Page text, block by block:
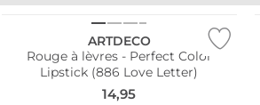
BRUNELLO CUCINELLI
ARTDECO
Rouge à lèvres - Perfect Color
Lipstick (886 Love Letter)
14,95